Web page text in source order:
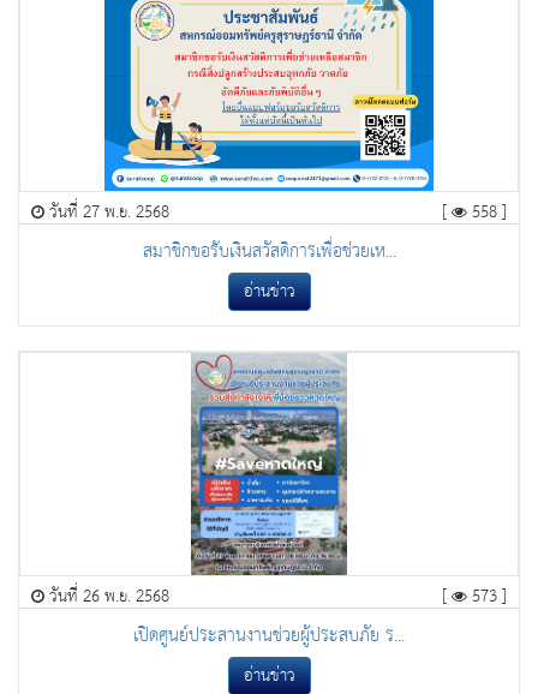
วันที่ 27 พ.ย. 2568 [ 558 ]
สมาชิกขอรับเงินสวัสดิการเพื่อช่วยเห...
อ่านข่าว
วันที่ 26 พ.ย. 2568 [ 573 ]
เปิดศูนย์ประสานงานช่วยผู้ประสบภัย ร...
อ่านข่าว